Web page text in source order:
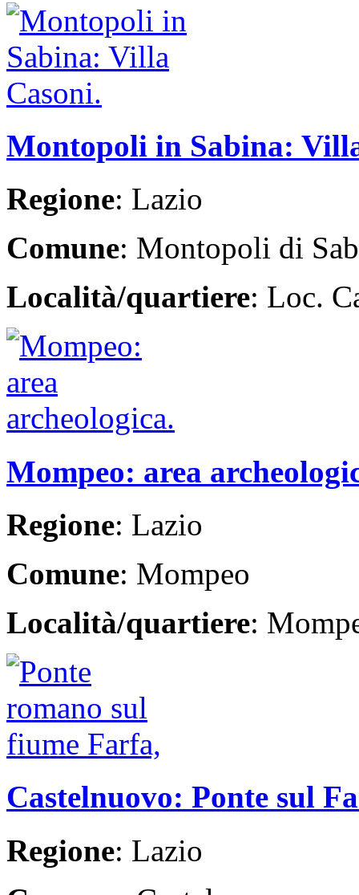
Montopoli in Sabina:
Regione: Lazio
Comune: Montopoli di
Località/quartiere: Loc.
Mompeo: area
Regione: Lazio
Comune: Mompeo
Località/quartiere:
Castelnuovo: Ponte sul
Regione: Lazio